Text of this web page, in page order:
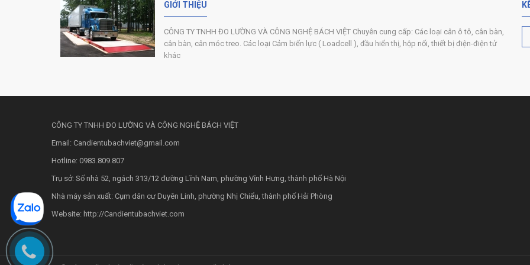
GIỚI THIỆU
CÔNG TY TNHH ĐO LƯỜNG VÀ CÔNG NGHỆ BÁCH VIỆT Chuyên cung cấp: Các loại cân ô tô, cân bàn,
cân bàn, cân móc treo. Các loại Cảm biến lực ( Loadcell ), đầu hiển thị, hộp nối, thiết bị điện-điện tử
khác
CÔNG TY TNHH ĐO LƯỜNG VÀ CÔNG NGHỆ BÁCH VIỆT
Email: Candientubachviet@gmail.com
Hotline: 0983.809.807
Trụ sở: Số nhà 52, ngách 313/12 đường Lĩnh Nam, phường Vĩnh Hưng, thành phố Hà Nội
Nhà máy sản xuất: Cụm dân cư Duyên Linh, phường Nhị Chiểu, thành phố Hải Phòng
Website: http://Candientubachviet.com